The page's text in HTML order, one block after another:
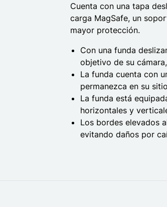
Cuenta con una tapa
carga MagSafe, un
mayor protección.
Con una funda
objetivo de su
La funda cuenta con
permanezca en su
La funda está
horizontales y
Los bordes elevados
evitando daños por